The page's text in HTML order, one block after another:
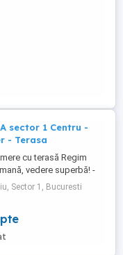
sector 1 Centru -
- Terasa
cu terasă Regim
vedere superbă! -
Piața Romană Langa
Suprafață: 60 mp |
decomandat - Vedere
cu vedere
este
Sector 1, Bucuresti